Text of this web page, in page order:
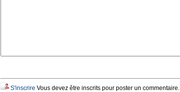
S'inscrire Vous devez être inscrits pour poster un commentaire.